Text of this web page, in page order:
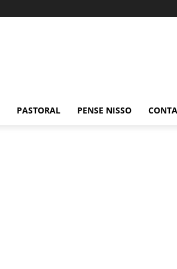
PASTORAL PENSE NISSO